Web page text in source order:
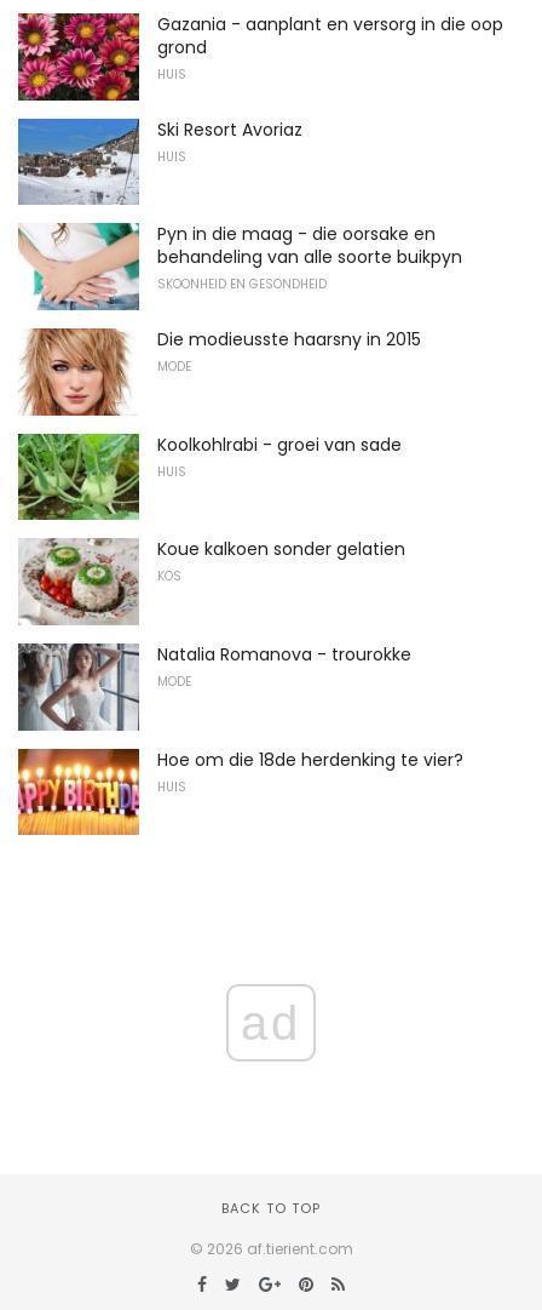
Gazania - aanplant en versorg in die oop
grond
HUIS
Ski Resort Avoriaz
HUIS
Pyn in die maag - die oorsake en
behandeling van alle soorte buikpyn
SKOONHEID EN GESONDHEID
Die modieusste haarsny in 2015
MODE
Koolkohlrabi - groei van sade
HUIS
Koue kalkoen sonder gelatien
KOS
Natalia Romanova - trourokke
MODE
Hoe om die 18de herdenking te vier?
HUIS
ad
BACK TO TOP
© 2026 af.tierient.com